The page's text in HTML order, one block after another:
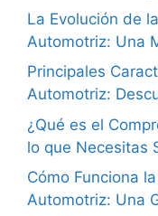
La Evolución de
Automotriz: Una
Principales
Automotriz:
¿Qué es el
lo que Necesitas
Cómo Funciona
Automotriz: Una